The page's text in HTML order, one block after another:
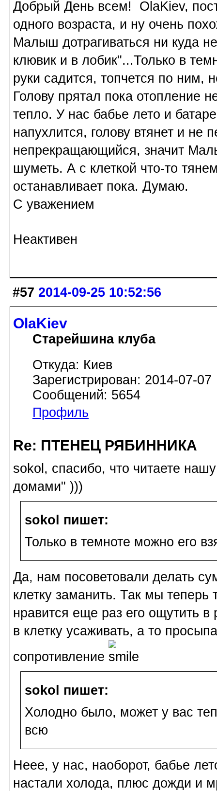
Добрый День всем! OlaKiev,
одного возраста, и ну очень
Малыш дотрагиваться ни куда
клювик и в лобик"...Только в
руки садится, топчется по ним,
Голову прятал пока отопление
тепло. У нас бабье лето и
напухлится, голову втянет и не
непрекращающийся, значит
шуметь. А с клеткой что-то
останавливает пока. Думаю.
С уважением
Неактивен
#57 2014-09-25 10:52:56
OlaKiev
Старейшина клуба
Откуда: Киев
Зарегистрирован: 2014-07-07
Сообщений: 5654
Профиль
Re: ПТЕНЕЦ РЯБИННИКА
sokol, спасибо, что читаете
домами" )))
sokol пишет:
Только в темноте можно его
Да, нам посоветовали делать
клетку заманить. Так мы
нравится еще раз его ощутить
в клетку усаживать, а то
сопротивление
sokol пишет:
Холодно было, может у вас
всю
Неее, у нас, наоборот, бабье
настали холода, плюс дожди и